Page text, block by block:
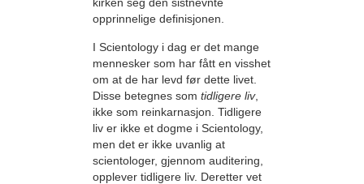
kirken seg den sistnevnte
opprinnelige definisjonen.
I Scientology i dag er det mange
mennesker som har fått en visshet
om at de har levd før dette livet.
Disse betegnes som tidligere liv,
ikke som reinkarnasjon. Tidligere
liv er ikke et dogme i Scientology,
men det er ikke uvanlig at
scientologer, gjennom auditering,
opplever tidligere liv. Deretter vet